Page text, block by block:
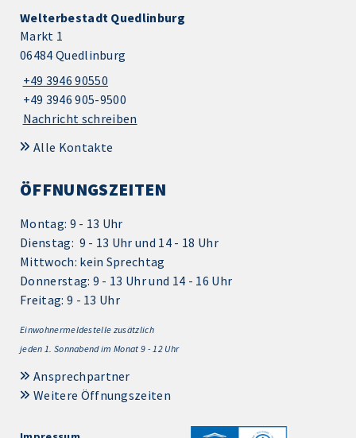
Welterbestadt Quedlinburg
Markt 1
06484 Quedlinburg
+49 3946 90550
+49 3946 905-9500
Nachricht schreiben
Alle Kontakte
ÖFFNUNGSZEITEN
Montag: 9 - 13 Uhr
Dienstag: 9 - 13 Uhr und 14 - 18 Uhr
Mittwoch: kein Sprechtag
Donnerstag: 9 - 13 Uhr und 14 - 16 Uhr
Freitag: 9 - 13 Uhr
Einwohnermeldestelle zusätzlich
jeden 1. Sonnabend im Monat 9 - 12 Uhr
Ansprechpartner
Weitere Öffnungszeiten